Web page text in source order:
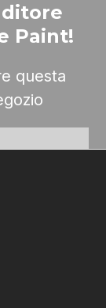
Paint!
questa